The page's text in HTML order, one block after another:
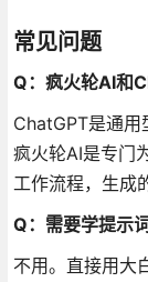
常见问题
Q：疯火轮AI和
ChatGPT是通用
疯火轮AI是专门
工作流程，生成
Q：需要学提示
不用。直接用大